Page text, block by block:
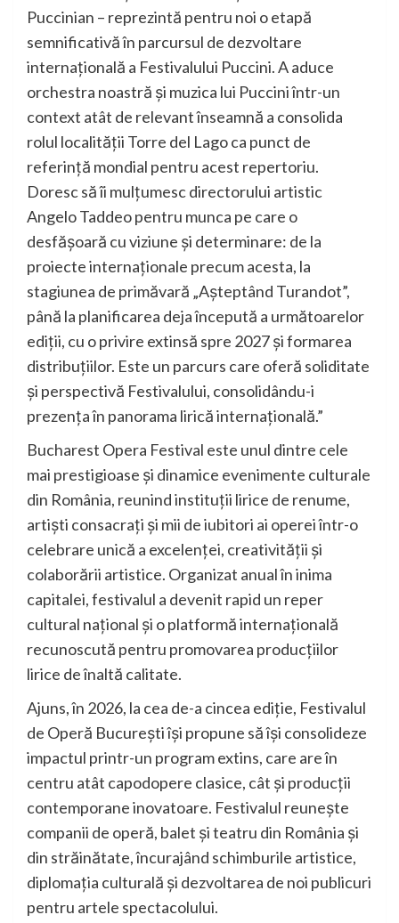
Puccinian – reprezintă pentru noi o etapă
semnificativă în parcursul de dezvoltare
internațională a Festivalului Puccini. A aduce
orchestra noastră și muzica lui Puccini într-un
context atât de relevant înseamnă a consolida
rolul localității Torre del Lago ca punct de
referință mondial pentru acest repertoriu.
Doresc să îi mulțumesc directorului artistic
Angelo Taddeo pentru munca pe care o
desfășoară cu viziune și determinare: de la
proiecte internaționale precum acesta, la
stagiunea de primăvară „Așteptând Turandot”,
până la planificarea deja începută a următoarelor
ediții, cu o privire extinsă spre 2027 și formarea
distribuțiilor. Este un parcurs care oferă soliditate
și perspectivă Festivalului, consolidându-i
prezența în panorama lirică internațională.”
Bucharest Opera Festival este unul dintre cele
mai prestigioase și dinamice evenimente culturale
din România, reunind instituții lirice de renume,
artiști consacrați și mii de iubitori ai operei într-o
celebrare unică a excelenței, creativității și
colaborării artistice. Organizat anual în inima
capitalei, festivalul a devenit rapid un reper
cultural național și o platformă internațională
recunoscută pentru promovarea producțiilor
lirice de înaltă calitate.
Ajuns, în 2026, la cea de-a cincea ediție, Festivalul
de Operă București își propune să își consolideze
impactul printr-un program extins, care are în
centru atât capodopere clasice, cât și producții
contemporane inovatoare. Festivalul reunește
companii de operă, balet şi teatru din România și
din străinătate, încurajând schimburile artistice,
diplomația culturală și dezvoltarea de noi publicuri
pentru artele spectacolului.